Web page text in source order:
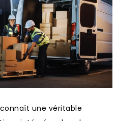
une véritable